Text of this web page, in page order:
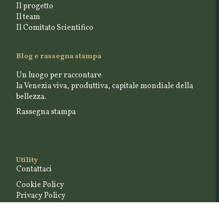
Il progetto
Il team
Il Comitato Scientifico
Blog e rassegna stampa
Un luogo per raccontare
la Venezia viva, produttiva, capitale mondiale della
bellezza.
Rassegna stampa
Utility
Contattaci
Cookie Policy
Privacy Policy